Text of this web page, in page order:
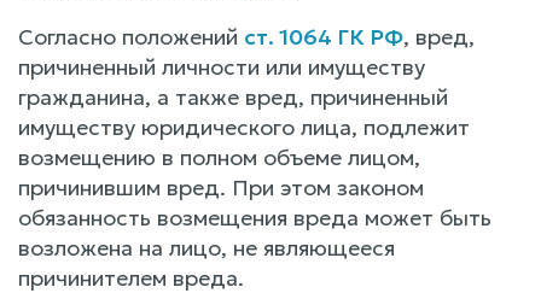
Согласно положений ст. 1064 ГК РФ, вред,
причиненный личности или имуществу
гражданина, а также вред, причиненный
имуществу юридического лица, подлежит
возмещению в полном объеме лицом,
причинившим вред. При этом законом
обязанность возмещения вреда может быть
возложена на лицо, не являющееся
причинителем вреда.